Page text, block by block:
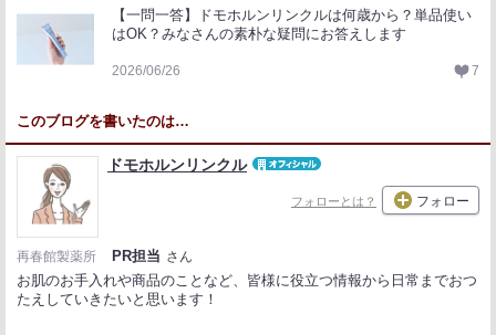
【一問一答】ドモホルンリンクルは何歳から？単品使い
はOK？みなさんの素朴な疑問にお答えします
2026/06/26 7
このブログを書いたのは…
ドモホルンリンクル
フォローとは？ フォロー
再春館製薬所 PR担当 さん
お肌のお手入れや商品のことなど、皆様に役立つ情報から日常までおつ
たえしていきたいと思います！